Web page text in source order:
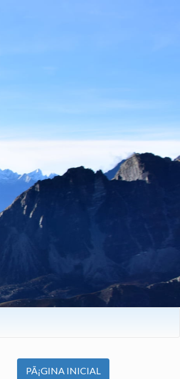
PÃ¡GINA INICIAL